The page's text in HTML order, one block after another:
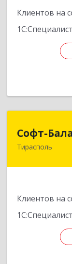
Клиентов на
1С:Специалист
Софт-
Тирасполь
Клиентов на
1С:Специалист